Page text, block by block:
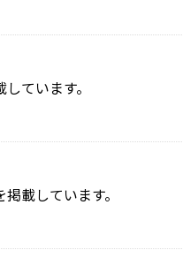
ています。
載しています。